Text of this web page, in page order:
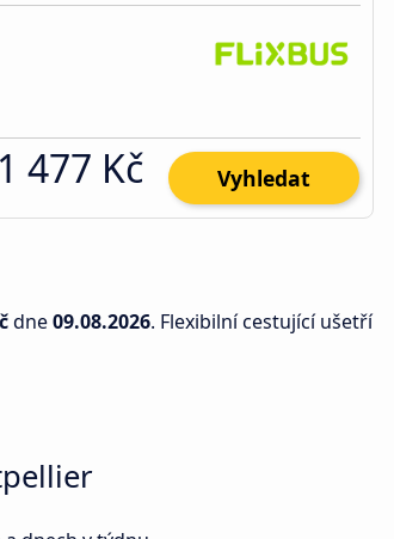
1 477 Kč Vyhledat
dne09.08.2026. Flexibilní cestující ušetří